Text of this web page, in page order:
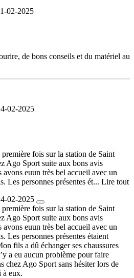
02-2025
de bons conseils et du matériel au
02-2025
fois sur la station de Saint
Ago Sport suite aux bons avis
euun très bel accueil avec un
Les personnes présentes ét... Lire tout
02-2025
fois sur la station de Saint
Ago Sport suite aux bons avis
euun très bel accueil avec un
Les personnes présentes étaient
fils a dû échanger ses chaussures
a eu aucun problème pour faire
chez Ago Sport sans hésiter lors de
à eux.